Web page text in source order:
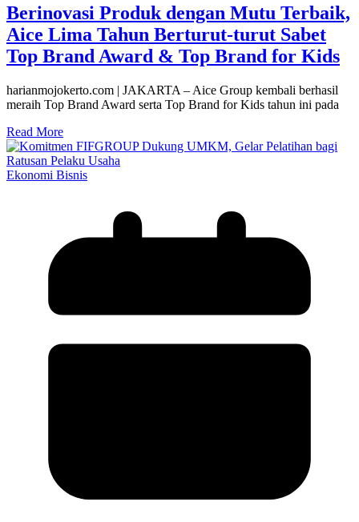
Berinovasi Produk dengan Mutu Terbaik,
Aice Lima Tahun Berturut-turut Sabet
Top Brand Award & Top Brand for Kids
harianmojokerto.com | JAKARTA – Aice Group kembali berhasil
meraih Top Brand Award serta Top Brand for Kids tahun ini pada
Read More
Ekonomi Bisnis